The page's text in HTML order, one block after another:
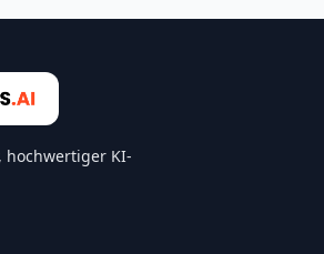
hochwertiger KI-